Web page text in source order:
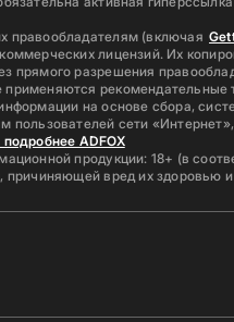
правообладателям (включая
лицензий. Их
прямого разрешения
рекомендательные
на основе сбора,
пользователей сети
ADFOX
продукции: 18+ (в
причиняющей вред их здоровью